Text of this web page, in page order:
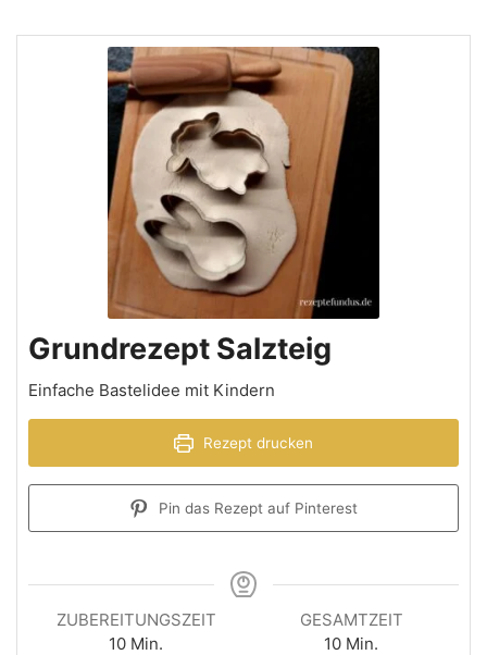
Grundrezept Salzteig
Einfache Bastelidee mit Kindern
Rezept drucken
Pin das Rezept auf Pinterest
ZUBEREITUNGSZEIT
10 Min.
GESAMTZEIT
10 Min.